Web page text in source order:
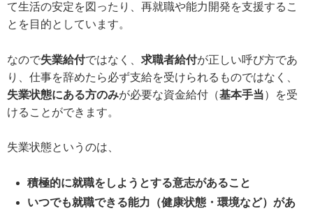
て生活の安定を図ったり、再就職や能力開発を支援するこ
とを目的としています。
なので失業給付ではなく、 求職者給付が正しい呼び方であ
り、仕事を辞めたら必ず支給を受けられるものではなく、
失業状態にある方のみが必要な資金給付（基本手当）を受
けることができます。
失業状態というのは、
積極的に就職をしようとする意志があること
いつでも就職できる能力（健康状態・環境など）があ